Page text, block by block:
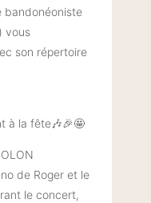
bandonéoniste
vous
son répertoire
à la fête🎶🎉🤩
de Roger et le
le concert,